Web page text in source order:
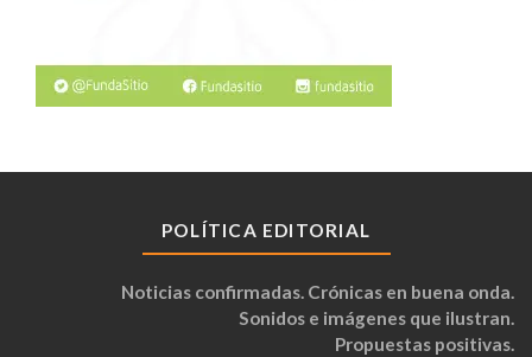
POLÍTICA EDITORIAL
Noticias confirmadas. Crónicas en buena onda.
Sonidos e imágenes que ilustran.
Propuestas positivas.